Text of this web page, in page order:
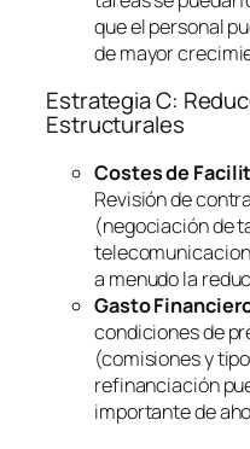
que el personal
de mayor
Estrategia C:
Estructurales
Costes de
Revisión de
(negociación de
a menudo la
Gasto
condiciones de
(comisiones y
refinanciación
importante de